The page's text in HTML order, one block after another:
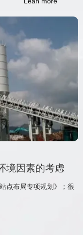
境因素的考虑
点布局专项规划》；很